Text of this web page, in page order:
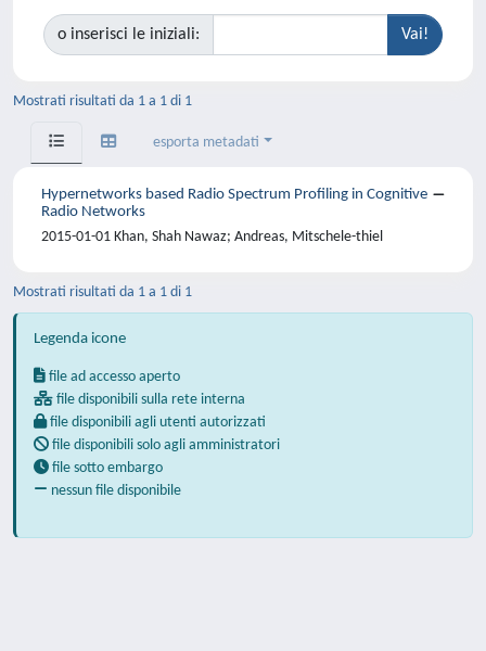
o inserisci le iniziali:
Mostrati risultati da 1 a 1 di 1
esporta metadati
Hypernetworks based Radio Spectrum Profiling in Cognitive
Radio Networks
2015-01-01 Khan, Shah Nawaz; Andreas, Mitschele-thiel
Mostrati risultati da 1 a 1 di 1
Legenda icone
file ad accesso aperto
file disponibili sulla rete interna
file disponibili agli utenti autorizzati
file disponibili solo agli amministratori
file sotto embargo
nessun file disponibile